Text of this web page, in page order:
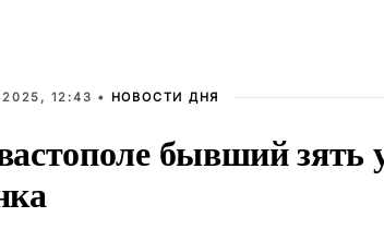
12:43 • НОВОСТИ ДНЯ
бывший зять